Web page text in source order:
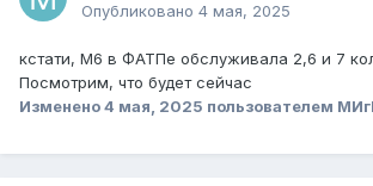
Опубликовано 4 мая, 2025
кстати, М6 в ФАТПе обслуживала 2,6 и 7
Посмотрим, что будет сейчас
Изменено4 мая, 2025 пользователем